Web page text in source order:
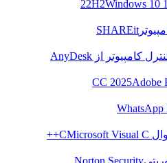
SHAREit
ازAnyDesk
Microsoft Visual
Norton